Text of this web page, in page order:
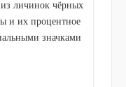
из личинок чёрных
и их процентное
значками